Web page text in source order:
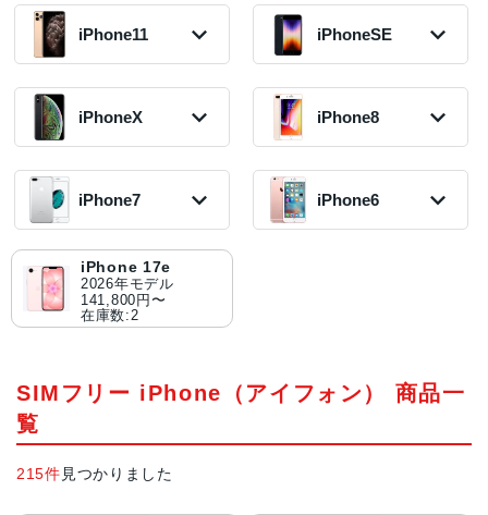
2024年モデル
iPhone15 Pro
75,800円〜
iPhone15 Plus
在庫数:3
2023年モデル
在庫数:8
2022年モデル
在庫数:6
2022年モデル
iPhone14 Pro
2022年モデル
iPhone13 Pro
Max
2021年モデル
50,800円〜
iPhone13 Pro
41,800円〜
iPhone13
在庫数:6
iPhone13 mini
2021年モデル
27,800円〜
iPhone12 Pro
2020年モデル
42,800円〜
2020年モデル
在庫数:2
2020年モデル
iPhone11
iPhone11
2019年モデル
15,800円〜
2019年モデル
在庫数:1
iPhoneSE
iPhoneSE3 第3
世代
2022年モデル
18,800円〜
iPhoneSE2 第2
2020年モデル
iPhoneX
iPhoneXR
2018年モデル
12,800円〜
iPhoneXS
2018年モデル
8,800円〜
在庫数:4
8,800円〜
在庫数:1
iPhone8
iPhone8 Plus
2017年モデル
8,500円〜
iPhone7
iPhone7 Plus
2016年モデル
9,800円〜
在庫数:3
iPhone6
iPhone 17e
2026年モデル
141,800円〜
在庫数:2
SIMフリー iPhone（アイフォン） 商品一
覧
215件 見つかりました